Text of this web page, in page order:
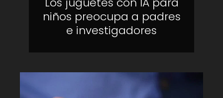
niños preocupa a padres
e investigadores